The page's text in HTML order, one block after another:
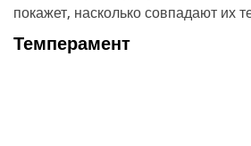
покажет, насколько совпадают их
Темперамент